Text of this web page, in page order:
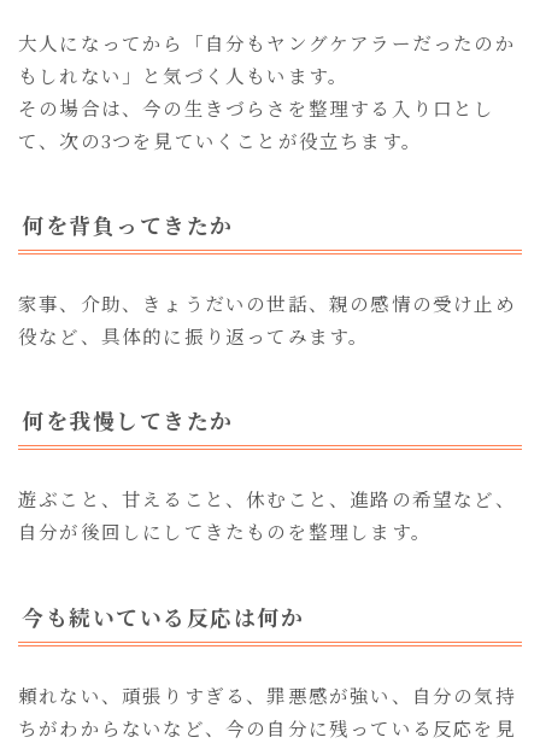
大人になってから「自分もヤングケアラーだったのか
もしれない」と気づく人もいます。
その場合は、今の生きづらさを整理する入り口とし
て、次の3つを見ていくことが役立ちます。
何を背負ってきたか
家事、介助、きょうだいの世話、親の感情の受け止め
役など、具体的に振り返ってみます。
何を我慢してきたか
遊ぶこと、甘えること、休むこと、進路の希望など、
自分が後回しにしてきたものを整理します。
今も続いている反応は何か
頼れない、頑張りすぎる、罪悪感が強い、自分の気持
ちがわからないなど、今の自分に残っている反応を見